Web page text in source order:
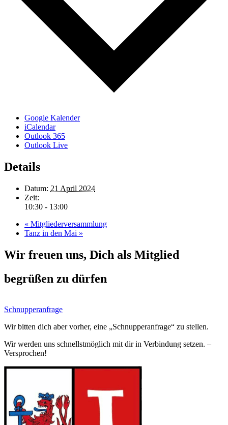
Google Kalender
iCalendar
Outlook 365
Outlook Live
Details
Datum: 21 April 2024
Zeit:
10:30 - 13:00
« Mitgliederversammlung
Tanz in den Mai »
Wir freuen uns, Dich als Mitglied
begrüßen zu dürfen
Schnupperanfrage
Wir bitten dich aber vorher, eine „Schnupperanfrage“ zu stellen.
Wir werden uns schnellstmöglich mit dir in Verbindung setzen. –
Versprochen!